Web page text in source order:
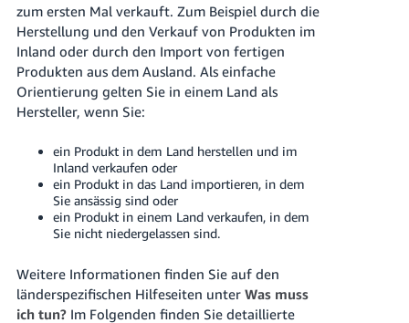
zum ersten Mal verkauft. Zum Beispiel durch die
Herstellung und den Verkauf von Produkten im
Inland oder durch den Import von fertigen
Produkten aus dem Ausland. Als einfache
Orientierung gelten Sie in einem Land als
Hersteller, wenn Sie:
ein Produkt in dem Land herstellen und im
Inland verkaufen oder
ein Produkt in das Land importieren, in dem
Sie ansässig sind oder
ein Produkt in einem Land verkaufen, in dem
Sie nicht niedergelassen sind.
Weitere Informationen finden Sie auf den
länderspezifischen Hilfeseiten unter Was muss
ich tun?Im Folgenden finden Sie detaillierte